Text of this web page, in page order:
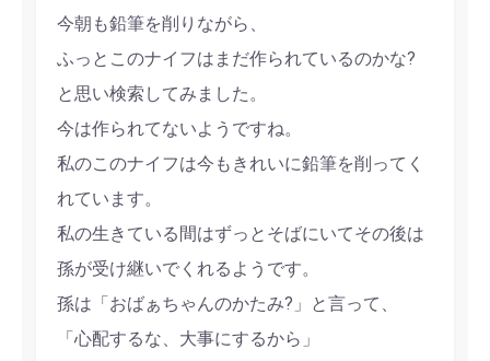
今朝も鉛筆を削りながら、
ふっとこのナイフはまだ作られているのかな?
と思い検索してみました。
今は作られてないようですね。
私のこのナイフは今もきれいに鉛筆を削ってく
れています。
私の生きている間はずっとそばにいてその後は
孫が受け継いでくれるようです。
孫は「おばぁちゃんのかたみ?」と言って、
「心配するな、大事にするから」